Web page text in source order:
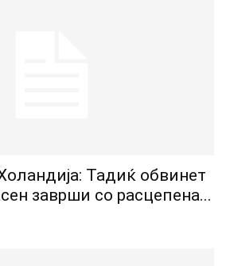
Тадиќ обвинет
заврши со расцепена...